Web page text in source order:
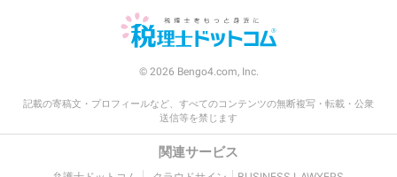
© 2026 Bengo4.com, Inc.
記載の寄稿文・プロフィールなど、すべてのコンテンツの無断複写・転載・公衆
送信等を禁じます
関連サービス